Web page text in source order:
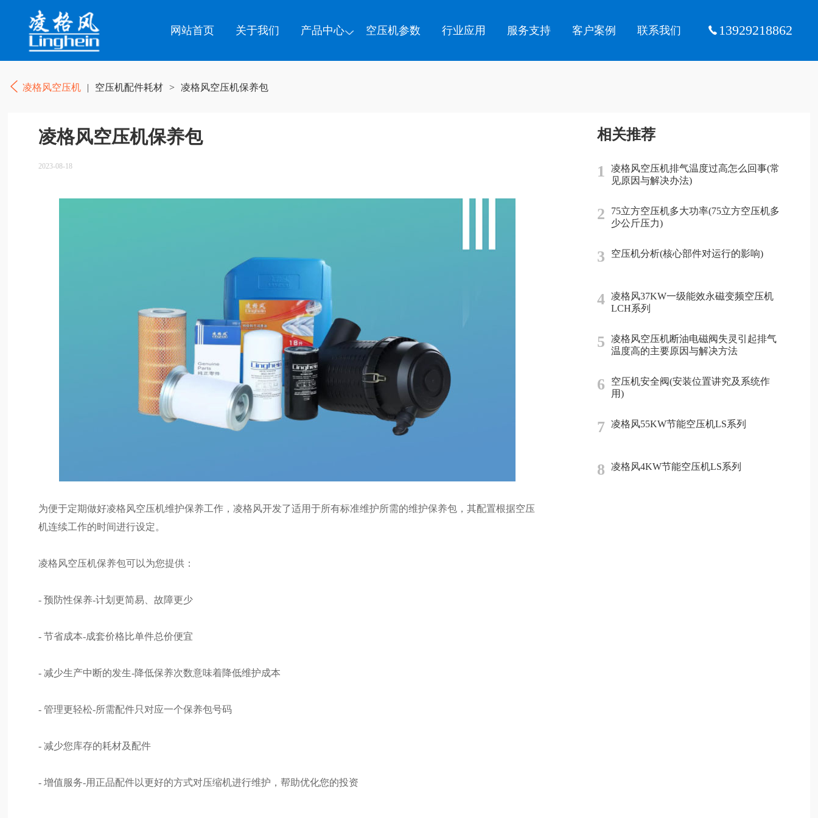
网站首页 关于我们 产品中心 空压机参数 行业应用 服务支持 客户案例 联系我们 13929218862
凌格风空压机 | 空压机配件耗材 > 凌格风空压机保养包
凌格风空压机保养包
2023-08-18
为便于定期做好凌格风空压机维护保养工作，凌格风开发了适用于所有标准维护所需的维护保养包，其配置根据空压
机连续工作的时间进行设定。
凌格风空压机保养包可以为您提供：
- 预防性保养-计划更简易、故障更少
- 节省成本-成套价格比单件总价便宜
- 减少生产中断的发生-降低保养次数意味着降低维护成本
- 管理更轻松-所需配件只对应一个保养包号码
- 减少您库存的耗材及配件
- 增值服务-用正品配件以更好的方式对压缩机进行维护，帮助优化您的投资
相关推荐
1
凌格风空压机排气温度过高怎么回事(常
见原因与解决办法)
2
75立方空压机多大功率(75立方空压机多
少公斤压力)
3 空压机分析(核心部件对运行的影响)
4
凌格风37KW一级能效永磁变频空压机
LCH系列
5
凌格风空压机断油电磁阀失灵引起排气
温度高的主要原因与解决方法
6
空压机安全阀(安装位置讲究及系统作
用)
7 凌格风55KW节能空压机LS系列
8 凌格风4KW节能空压机LS系列